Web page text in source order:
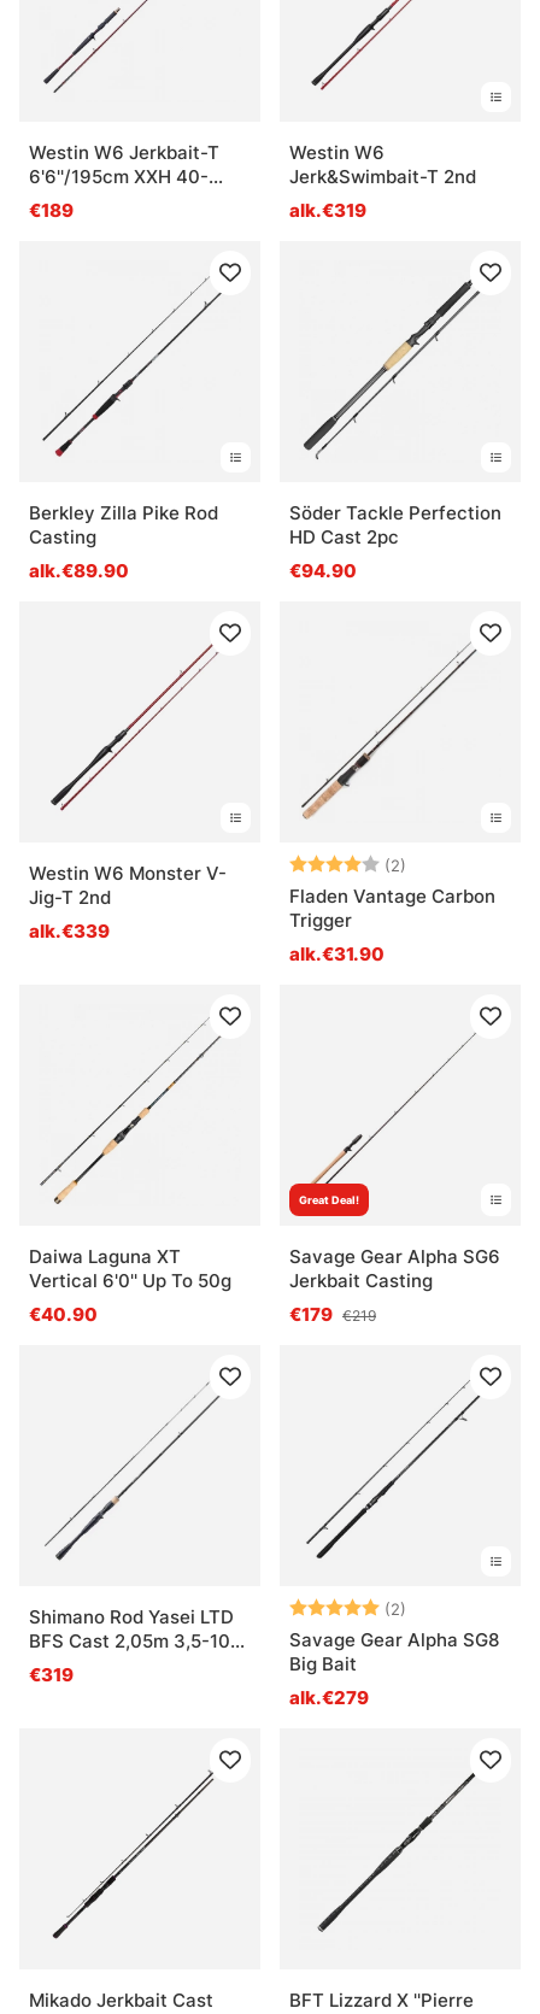
Westin W6 Jerkbait-T
6'6''/195cm XXH 40-
130g 1+1sec Casting
€189
Westin W6
Jerk&Swimbait-T 2nd
alk.€319
Berkley Zilla Pike Rod
Casting
alk.€89.90
Söder Tackle Perfection
HD Cast 2pc
€94.90
Westin W6 Monster V-
Jig-T 2nd
alk.€339
Arvio: (2)
Fladen Vantage Carbon
Trigger
alk.€31.90
Daiwa Laguna XT
Vertical 6'0'' Up To 50g
€40.90
Great Deal!
Savage Gear Alpha SG6
Jerkbait Casting
€179 €219
Shimano Rod Yasei LTD
BFS Cast 2,05m 3,5-10g
2pc
€319
Arvio: (2)
Savage Gear Alpha SG8
Big Bait
alk.€279
Mikado Jerkbait Cast
BFT Lizzard X ''Pierre